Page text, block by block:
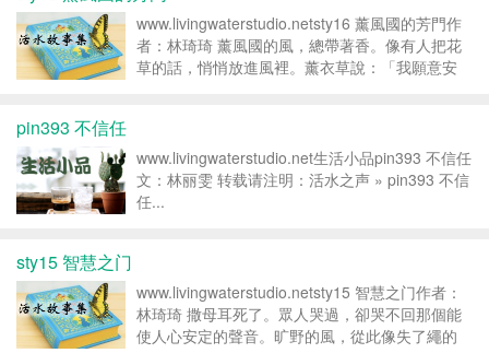
www.livingwaterstudio.netsty16 薰風國的芳門作
者：林琦琦 薰風國的風，總帶著香。像有人把花
草的話，悄悄放進風裡。薰衣草說：「我願意安
pin393 不信任
www.livingwaterstudio.net生活小品pin393 不信任
文：林丽雯 转载请注明：活水之声 » pin393 不信
任...
sty15 智慧之门
www.livingwaterstudio.netsty15 智慧之门作者：
林琦琦 撒母耳死了。眾人哭過，卻哭不回那個能
使人心安定的聲音。旷野的風，從此像失了繩的